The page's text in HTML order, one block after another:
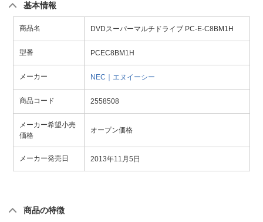
基本情報
商品名 DVDスーパーマルチドライブ PC-E-C8BM1H
型番 PCEC8BM1H
メーカー NEC｜エヌイーシー
商品コード 2558508
メーカー希望小売
価格
オープン価格
メーカー発売日 2013年11月5日
商品の特徴